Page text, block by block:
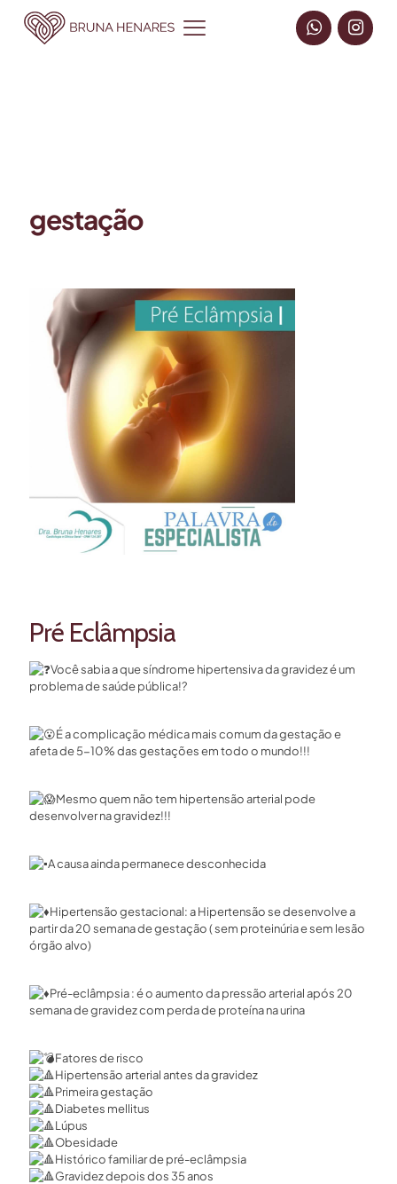
gestação
Pré Eclâmpsia
Você sabia a que síndrome hipertensiva da gravidez é um
problema de saúde pública!?
É a complicação médica mais comum da gestação e
afeta de 5-10% das gestações em todo o mundo!!!
Mesmo quem não tem hipertensão arterial pode
desenvolver na gravidez!!!
A causa ainda permanece desconhecida
Hipertensão gestacional: a Hipertensão se desenvolve a
partir da 20 semana de gestação ( sem proteinúria e sem lesão
órgão alvo)
Pré-eclâmpsia : é o aumento da pressão arterial após 20
semana de gravidez com perda de proteína na urina
Fatores de risco
Hipertensão arterial antes da gravidez
Primeira gestação
Diabetes mellitus
Lúpus
Obesidade
Histórico familiar de pré-eclâmpsia
Gravidez depois dos 35 anos